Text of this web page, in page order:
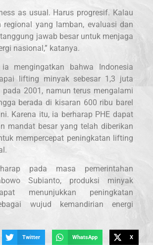
as usual. Harus progresif. Kalau
regional yang lamban, evaluasi dan
jawab besar untuk menjaga
nasional,” katanya.
mengingatkan bahwa Indonesia
lifting minyak sebesar 1,3 juta
pada 2001, namun terus mengalami
berada di kisaran 600 ribu barel
Karena itu, ia berharap PHE dapat
mandat besar yang telah diberikan
mempercepat peningkatan lifting
pada masa pemerintahan
Subianto, produksi minyak
menunjukkan peningkatan
wujud kemandirian energi
Twitter WhatsApp X